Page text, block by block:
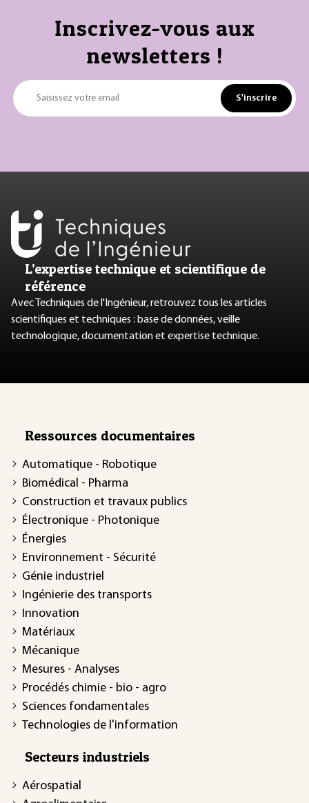
Inscrivez-vous aux
newsletters !
Saisissez votre email S'inscrire
L’expertise technique et scientifique de
référence
Avec Techniques de l'Ingénieur, retrouvez tous les articles
scientifiques et techniques : base de données, veille
technologique, documentation et expertise technique.
Ressources documentaires
Automatique - Robotique
Biomédical - Pharma
Construction et travaux publics
Électronique - Photonique
Énergies
Environnement - Sécurité
Génie industriel
Ingénierie des transports
Innovation
Matériaux
Mécanique
Mesures - Analyses
Procédés chimie - bio - agro
Sciences fondamentales
Technologies de l'information
Secteurs industriels
Aérospatial